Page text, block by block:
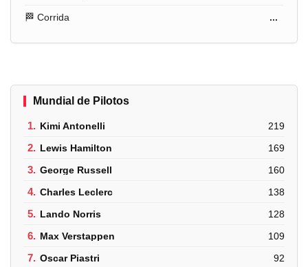
🏁 Corrida ...
Mundial de Pilotos
1. Kimi Antonelli 219
2. Lewis Hamilton 169
3. George Russell 160
4. Charles Leclerc 138
5. Lando Norris 128
6. Max Verstappen 109
7. Oscar Piastri 92